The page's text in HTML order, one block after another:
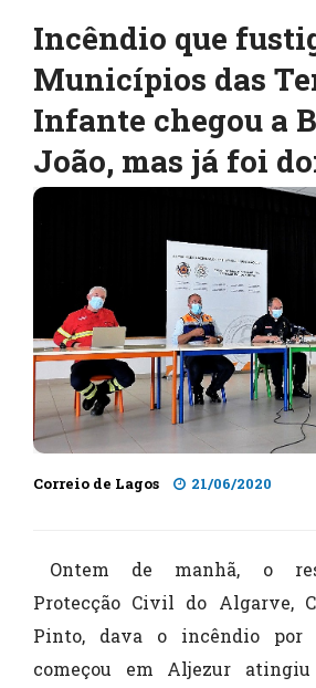
Incêndio que
Municípios das
Infante chegou a
João, mas já foi
Correio de Lagos 21/06/2020
Ontem de manhã, o
Protecção Civil do Algarve,
Pinto, dava o incêndio por
começou em Aljezur